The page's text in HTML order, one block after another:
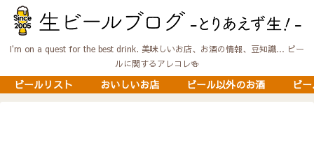
I'm on a quest for the best drink. 美味しいお店、お酒の情報、豆知識… ビー
ルに関するアレコレ🍻
ビールリスト おいしいお店 ビール以外のお酒 ビ